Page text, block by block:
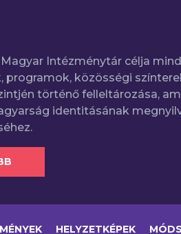
Intézménytár célja
programok, közösségi
történő felleltározása,
identitásának
HELYZETKÉPEK